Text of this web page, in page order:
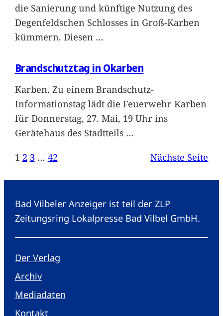
die Sanierung und künftige Nutzung des
Degenfeldschen Schlosses in Groß-Karben
kümmern. Diesen …
Brandschutztag in Okarben
Karben. Zu einem Brandschutz-
Informationstag lädt die Feuerwehr Karben
für Donnerstag, 27. Mai, 19 Uhr ins
Gerätehaus des Stadtteils …
1 2 3 … 42 Nächste Seite
Bad Vilbeler Anzeiger ist teil der ZLP
Zeitungsring Lokalpresse Bad Vilbel GmbH.
Der Verlag
Archiv
Mediadaten
Kontakt